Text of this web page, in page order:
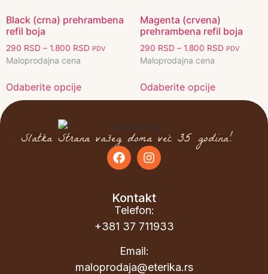
Black (crna) prehrambena
refil boja
290 RSD – 1.800 RSD PDV
Maloprodajna cena
Odaberite opcije
Magenta (crvena)
prehrambena refil boja
290 RSD – 1.800 RSD PDV
Maloprodajna cena
Odaberite opcije
Slatka Strana vašeg doma već 35 godina!
Kontakt
Telefon:
+381 37 711933
Email:
maloprodaja@eterika.rs